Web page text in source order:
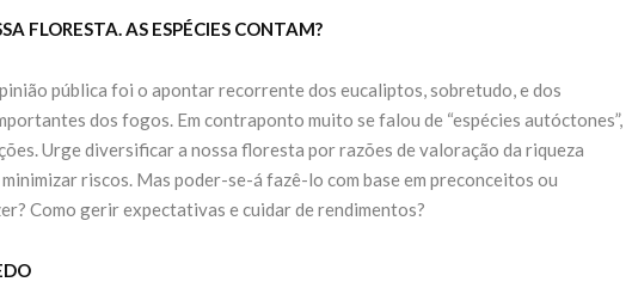
FLORESTA. AS ESPÉCIES CONTAM?
pública foi o apontar recorrente dos eucaliptos, sobretudo, e dos
dos fogos. Em contraponto muito se falou de “espécies autóctones”,
Urge diversificar a nossa floresta por razões de valoração da riqueza
riscos. Mas poder-se-á fazê-lo com base em preconceitos ou
Como gerir expectativas e cuidar de rendimentos?